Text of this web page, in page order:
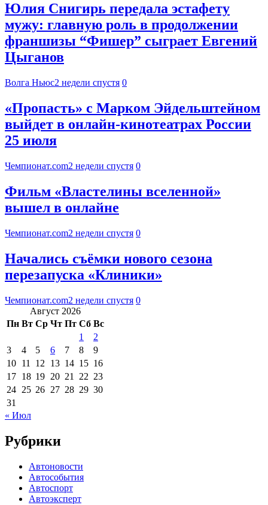
Юлия Снигирь передала эстафету
мужу: главную роль в продолжении
франшизы “Фишер” сыграет Евгений
Цыганов
Волга Ньюс2 недели спустя 0
«Пропасть» с Марком Эйдельштейном
выйдет в онлайн-кинотеатрах России
25 июля
Чемпионат.com2 недели спустя 0
Фильм «Властелины вселенной»
вышел в онлайне
Чемпионат.com2 недели спустя 0
Начались съёмки нового сезона
перезапуска «Клиники»
Чемпионат.com2 недели спустя 0
Август 2026
Пн Вт Ср Чт Пт Сб Вс
1
2
3
4 5 6 7 8
9
10 11 12 13 14 15 16
17 18 19 20 21 22 23
24 25 26 27 28 29 30
31
« Июл
Рубрики
Автоновости
Автособытия
Автоспорт
Автоэксперт